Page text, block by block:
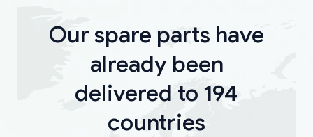
Our spare parts have
already been
delivered to 194
countries